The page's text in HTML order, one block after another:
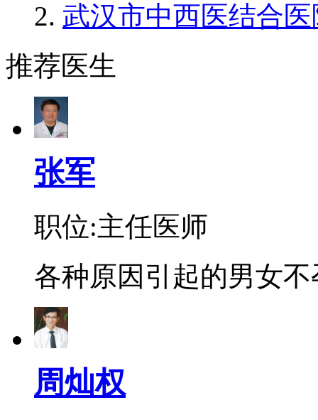
武汉市中西医结合医
推荐医生
张军
职位:主任医师
各种原因引起的男女
周灿权